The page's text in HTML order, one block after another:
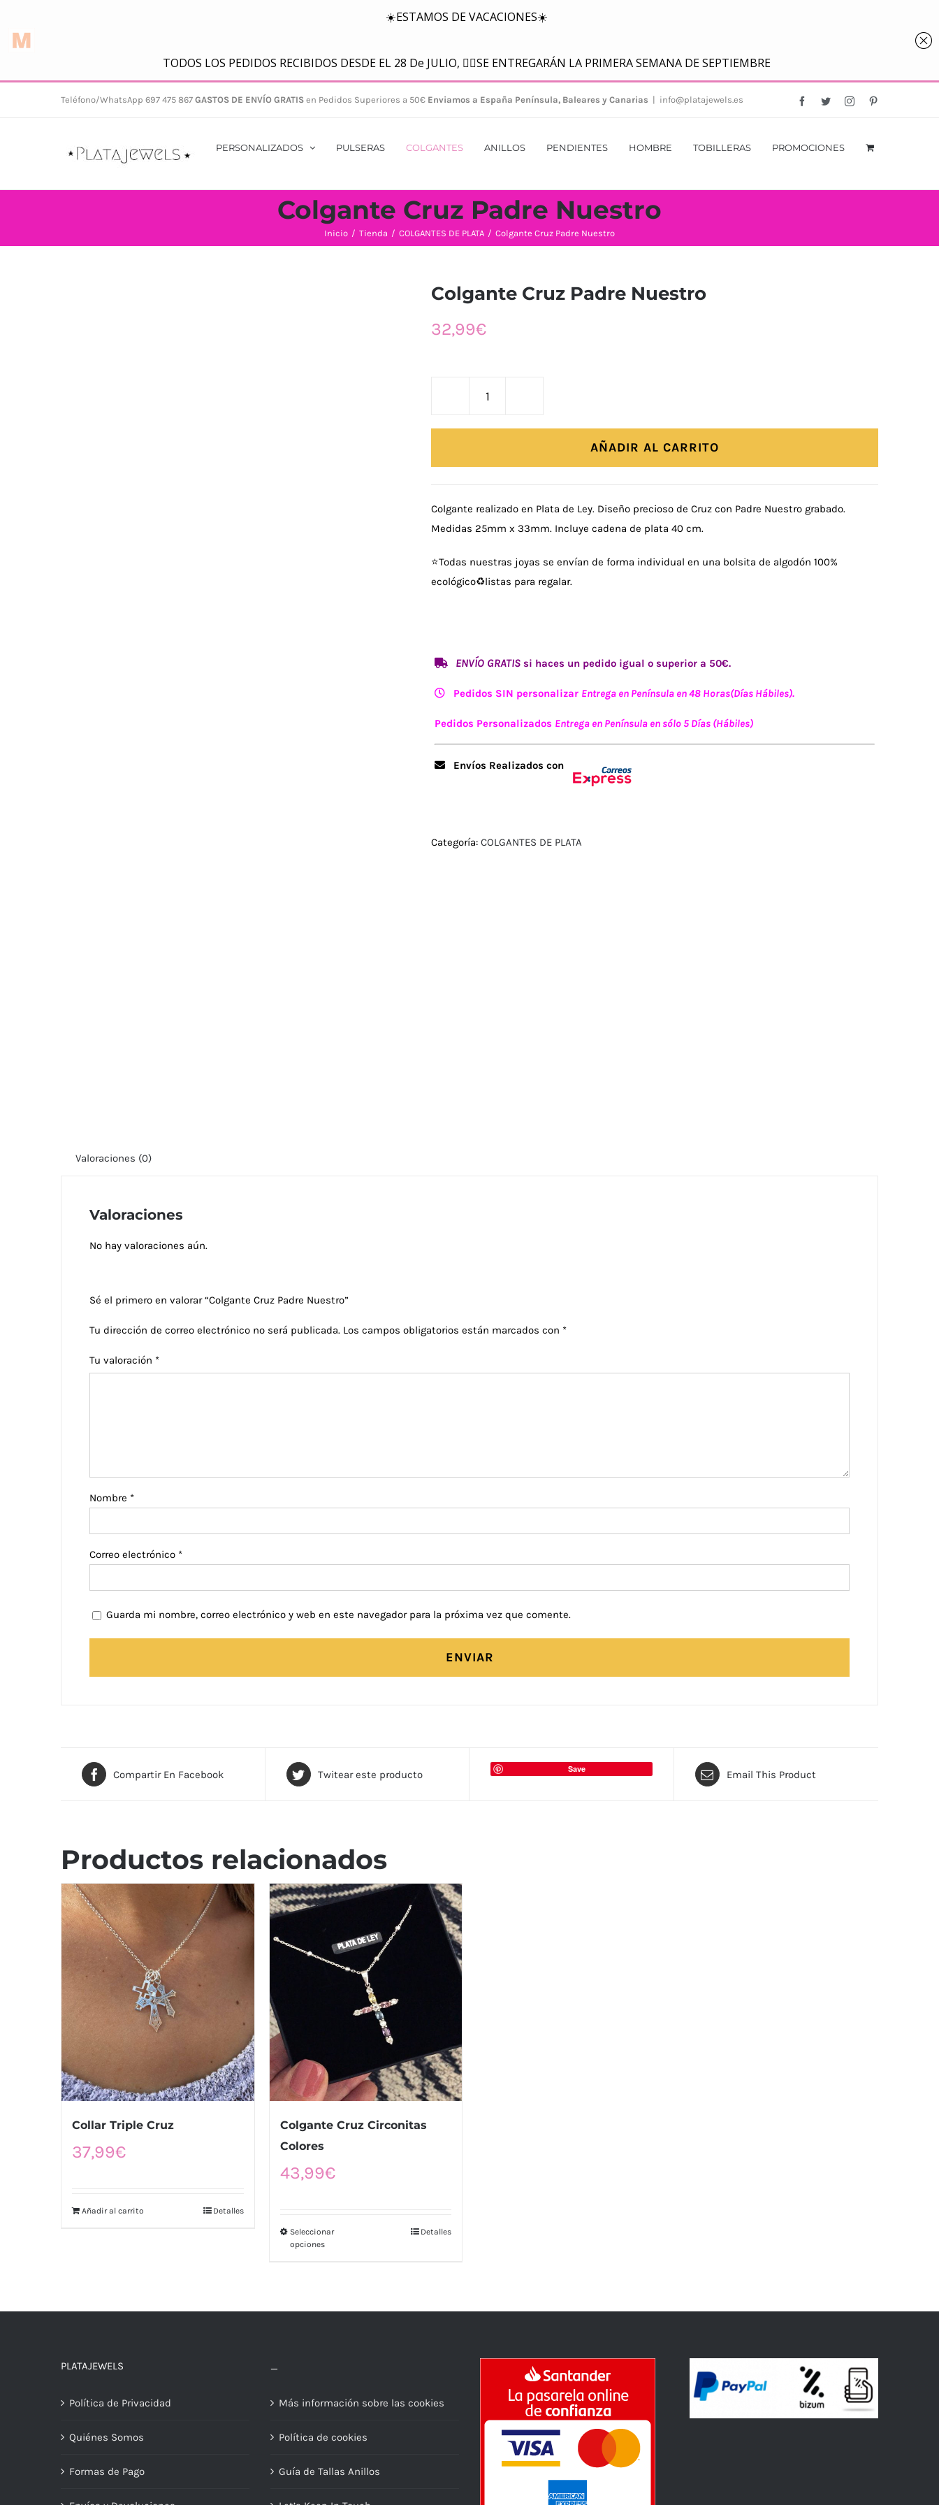
Teléfono/WhatsApp 697 475 867 GASTOS DE ENVÍO GRATIS en Pedidos Superiores a 50€ Enviamos a España Península, Baleares y Canarias info@platajewels.es FacebookTwitterInstagram
PERSONALIZADOS PULSERAS COLGANTES ANILLOS PENDIENTES HOMBRE TOBILLERAS PROMOCIONES
Colgante Cruz Padre Nuestro
Inicio / Tienda / COLGANTES DE PLATA / Colgante Cruz Padre Nuestro
Colgante Cruz Padre Nuestro
32,99€
Colgante
AÑADIR AL CARRITO
Colgante realizado en Plata de Ley. Diseño precioso de Cruz con Padre Nuestro grabado.
Medidas 25mm x 33mm. Incluye cadena de plata 40 cm.
⭐Todas nuestras joyas se envían de forma individual en una bolsita de algodón 100%
ecológico♻️listas para regalar.
ENVÍO GRATIS si haces un pedido igual o superior a 50€.
Pedidos SIN personalizar Entrega en Península en 48 Horas(Días Hábiles).
Pedidos Personalizados Entrega en Península en sólo 5 Días (Hábiles)
Envíos Realizados con
Categoría: COLGANTES DE PLATA
Valoraciones (0)
Valoraciones
No hay valoraciones aún.
Sé el primero en valorar “Colgante Cruz Padre Nuestro”
Tu dirección de correo electrónico no será publicada. Los campos obligatorios están marcados con *
Tu valoración *
Nombre *
Correo electrónico *
Guarda mi nombre, correo electrónico y web en este navegador para la próxima vez que comente.
Compartir En Facebook Twitear este producto Save Email This Product
Productos relacionados
Collar Triple Cruz
37,99€
Añadir al carrito Detalles
Colgante Cruz Circonitas
Colores
43,99€
Seleccionar
opciones
Detalles
PLATAJEWELS
Política de Privacidad
Quiénes Somos
Formas de Pago
Más información sobre las cookies
Política de cookies
Guía de Tallas Anillos